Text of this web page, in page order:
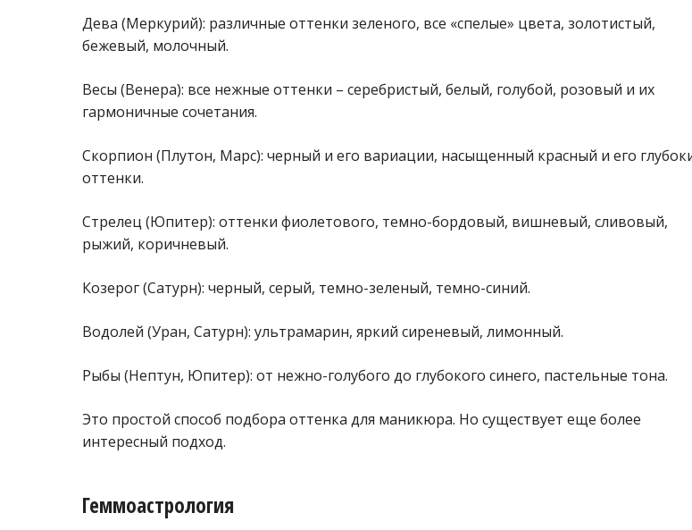
Дева (Меркурий): различные оттенки зеленого, все «спелые» цвета, золотистый,
бежевый, молочный.
Весы (Венера): все нежные оттенки – серебристый, белый, голубой, розовый и их
гармоничные сочетания.
Скорпион (Плутон, Марс): черный и его вариации, насыщенный красный и его
оттенки.
Стрелец (Юпитер): оттенки фиолетового, темно-бордовый, вишневый, сливовый,
рыжий, коричневый.
Козерог (Сатурн): черный, серый, темно-зеленый, темно-синий.
Водолей (Уран, Сатурн): ультрамарин, яркий сиреневый, лимонный.
Рыбы (Нептун, Юпитер): от нежно-голубого до глубокого синего, пастельные тона.
Это простой способ подбора оттенка для маникюра. Но существует еще более
интересный подход.
Геммоастрология